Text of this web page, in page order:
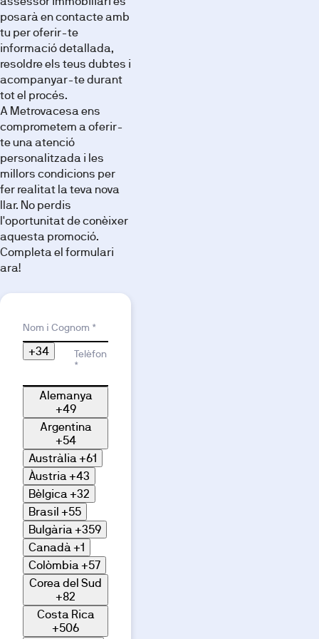
posarà en contacte amb
tu per oferir-te
informació detallada,
resoldre els teus dubtes i
acompanyar-te durant
tot el procés.
A Metrovacesa ens
comprometem a oferir-
te una atenció
personalitzada i les
millors condicions per
fer realitat la teva nova
llar. No perdis
l'oportunitat de conèixer
aquesta promoció.
Completa el formulari
ara!
Nom i Cognom *
+34
Alemanya
+49
Argentina
+54
Austràlia +61
Àustria +43
Bèlgica +32
Brasil +55
Bulgària +359
Canadà +1
Colòmbia +57
Corea del Sud
+82
Costa Rica
+506
Telèfon
*
Motiu d'interès